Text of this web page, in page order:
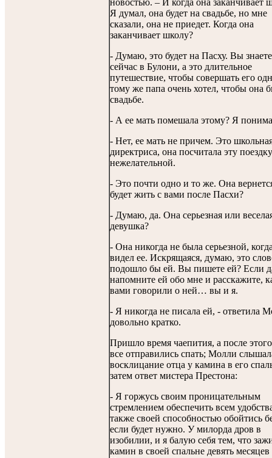
новостью. – И когда она заканчивает
Я думал, она будет на свадьбе, но мне
сказали, она не приедет. Когда она
заканчивает школу?
- Думаю, это будет на Пасху. Вы
сейчас в Булони, а это длительное
путешествие, чтобы совершать его
тому же папа очень хотел, чтобы она
свадьбе.
- А ее мать помешала этому? Я
- Нет, ее мать не причем. Это
директриса, она посчитала эту поездку
нежелательной.
- Это почти одно и то же. Она
будет жить с вами после Пасхи?
- Думаю, да. Она серьезная или
девушка?
- Она никогда не была серьезной,
видел ее. Искрящаяся, думаю, это
подошло бы ей. Вы пишете ей? Если
напомните ей обо мне и расскажите,
вами говорили о ней… вы и я.
- Я никогда не писала ей, - ответила
довольно кратко.
Пришло время чаепития, а после
все отправились спать; Молли
восклицание отца у камина в его
затем ответ мистера Престона:
- Я горжусь своим проницательным
стремлением обеспечить всем
также своей способностью обойтись
если будет нужно. У милорда дров в
изобилии, и я балую себя тем, что
камин в своей спальне девять месяцев